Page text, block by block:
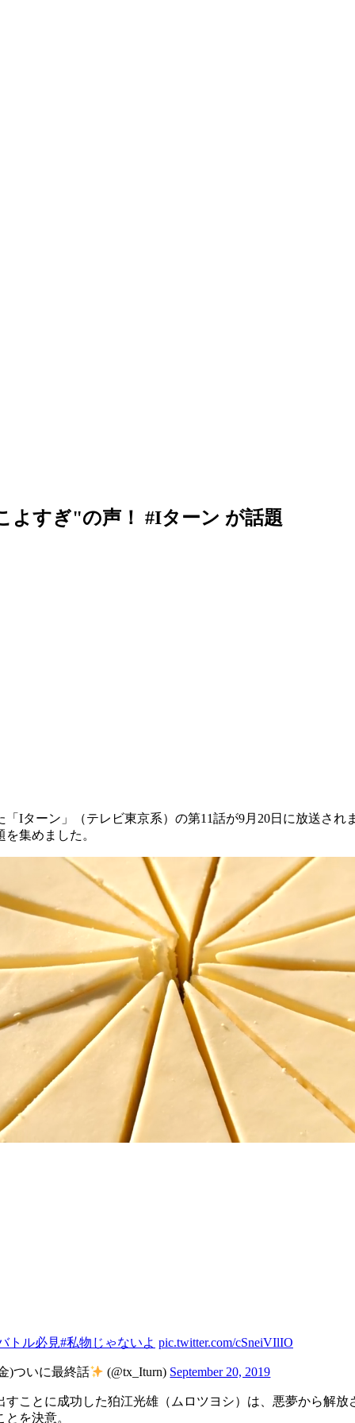
よすぎ"の声！ #Iターン が話題
Iターン」（テレビ東京系）の第11話が9月20日に放送さ
集めました。
トル必見#私物じゃないよ pic.twitter.com/cSneiVIlIO
)ついに最終話 (@tx_Iturn) September 20, 2019
ことに成功した狛江光雄（ムロツヨシ）は、悪夢から解
を決意。